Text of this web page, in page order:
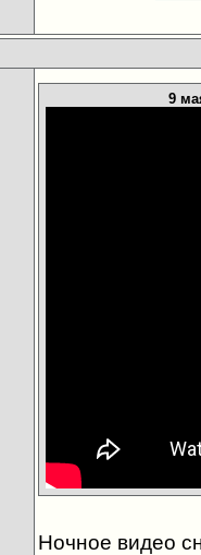
9
Ночное видео